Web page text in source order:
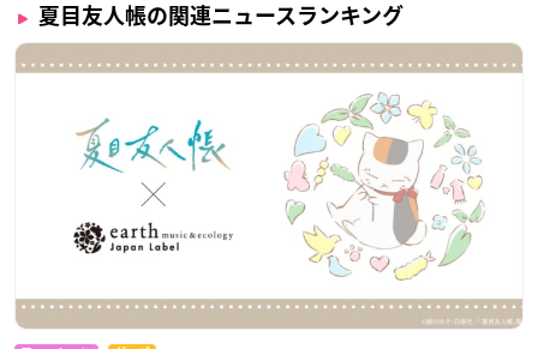
夏目友人帳の関連ニュースランキング